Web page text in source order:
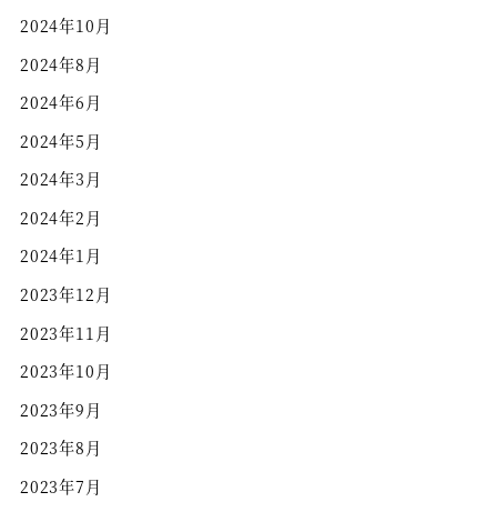
2024年10月
2024年8月
2024年6月
2024年5月
2024年3月
2024年2月
2024年1月
2023年12月
2023年11月
2023年10月
2023年9月
2023年8月
2023年7月